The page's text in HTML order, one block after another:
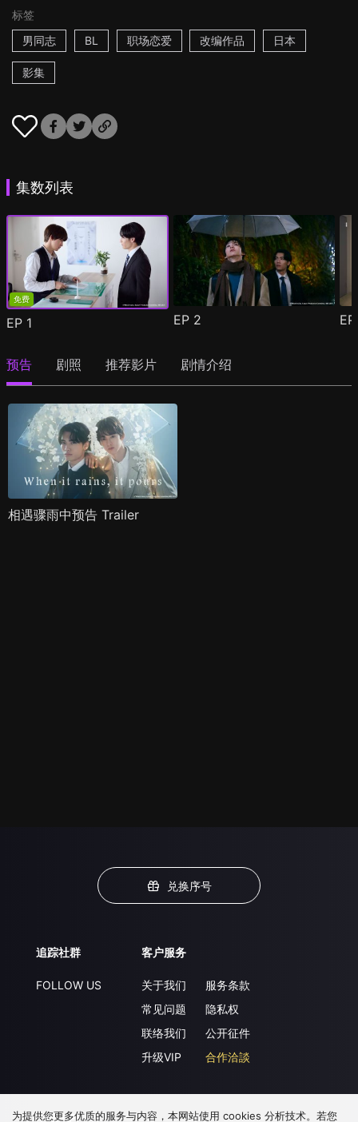
标签
男同志
BL 职场恋爱 改编作品 日本
影集
集数列表
免费
EP 1 EP 2
预告 剧照 推荐影片 剧情介绍
相遇骤雨中预告 Trailer
兑换序号
追踪社群
FOLLOW US
客户服务
关于我们
常见问题
联络我们
升级VIP
服务条款
隐私权
公开征件
合作洽談
下载 APP
为提供您更多优质的服务与内容，本网站使用 cookies 分析技术。若您